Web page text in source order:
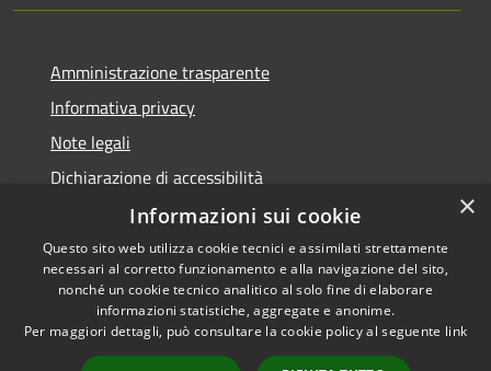
Amministrazione trasparente
Informativa privacy
Note legali
Dichiarazione di accessibilità
Accessibilità
Privacy
Copyright © 2026 • Comune di
Uras • Powered by
Municipium•Accesso
×
Informazioni sui cookie
Questo sito web utilizza cookie tecnici e assimilati strettamente
necessari al corretto funzionamento e alla navigazione del sito,
nonché un cookie tecnico analitico al solo fine di elaborare
informazioni statistiche, aggregate e anonime.
Per maggiori dettagli, può consultare la cookie policy al seguente link